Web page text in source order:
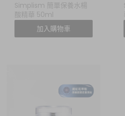
Simplism 簡單保養水楊
酸精華 50ml
加入購物車